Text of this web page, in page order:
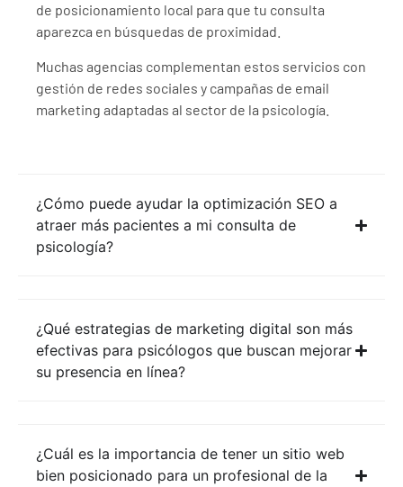
de posicionamiento local para que tu consulta
aparezca en búsquedas de proximidad.
Muchas agencias complementan estos servicios con
gestión de redes sociales y campañas de email
marketing adaptadas al sector de la psicología.
¿Cómo puede ayudar la optimización SEO a
atraer más pacientes a mi consulta de
psicología?
¿Qué estrategias de marketing digital son más
efectivas para psicólogos que buscan mejorar
su presencia en línea?
¿Cuál es la importancia de tener un sitio web
bien posicionado para un profesional de la